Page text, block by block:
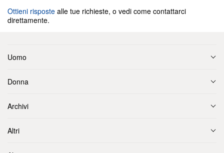
Ottieni risposte alle tue richieste, o vedi come contattarci
direttamente.
Uomo
Donna
Archivi
Altri